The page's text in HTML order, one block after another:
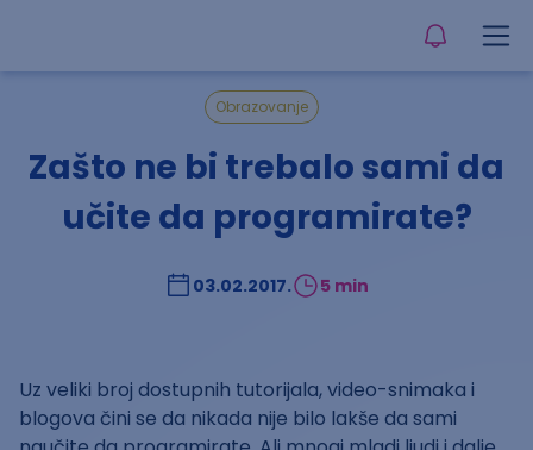
Obrazovanje
Zašto ne bi trebalo sami da
učite da programirate?
03.02.2017. 5 min
Uz veliki broj dostupnih tutorijala, video-snimaka i
blogova čini se da nikada nije bilo lakše da sami